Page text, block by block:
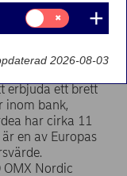
7876984
betydande
erbjuda ett brett
inom bank,
har cirka 11
en av Europas
Nordic
Samtycke
för:
Marknadsföring
2026-08-03